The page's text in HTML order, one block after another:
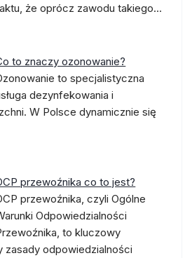
że oprócz zawodu takiego…
to znaczy ozonowanie?
to specjalistyczna
dezynfekowania i
W Polsce dynamicznie się
przewoźnika co to jest?
przewoźnika, czyli Ogólne
Odpowiedzialności
to kluczowy
zasady odpowiedzialności